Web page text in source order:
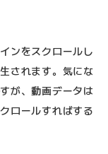
ンをスクロールし
されます。気にな
が、動画データは
ロールすればする